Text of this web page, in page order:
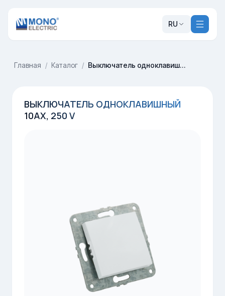
RU
Главная / Каталог / Выключатель одноклавишный 10AX, 250 V
ВЫКЛЮЧАТЕЛЬ ОДНОКЛАВИШНЫЙ
10AX, 250 V